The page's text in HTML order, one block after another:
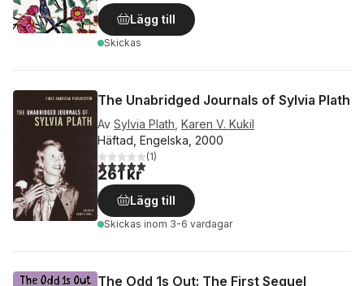
Lägg till
Skickas
The Unabridged Journals of Sylvia Plath
Av Sylvia Plath Karen V. Kukil
Häftad, Engelska, 2000
5,0utav 5 stjärnor. Totalt antal röster:
(1)
261 kr
Lägg till
Skickas inom 3-6 vardagar
The Odd 1s Out: The First Sequel